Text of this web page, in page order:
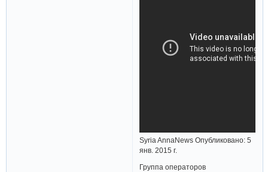
Syria AnnaNews Опубликовано: 5
янв. 2015 г.
Группа операторов